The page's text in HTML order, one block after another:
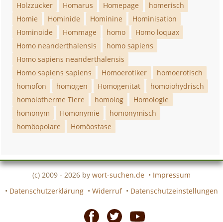
Holzzucker
Homarus Homepage
homerisch
Homie
Hominide Hominine
Hominisation
Hominoide
Hommage homo
Homo loquax
Homo neanderthalensis
homo sapiens
Homo sapiens neanderthalensis
Homo sapiens sapiens
Homoerotiker
homoerotisch
homofon
homogen Homogenität
homoiohydrisch
homoiotherme Tiere
homolog
Homologie
homonym
Homonymie
homonymisch
homöopolare
Homöostase
(c) 2009 - 2026 by wort-suchen.de • Impressum
• Datenschutzerklärung • Widerruf • Datenschutzeinstellungen